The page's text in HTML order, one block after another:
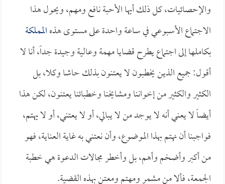
والإحصائيات، كل ذلك أيها الأحبة نافع ومهم، ويحول هذا
الاجتماع الأسبوعي في ساعة واحدة على مستوى هذهالمملكة
بكاملها إلى اجتماع يطرح قضايا مهمة وعالية وجيدة جداً، أنا لا
أقول: جميع الذين يخطبون لا يعتنون بذلك حاشا وكلا، بل
الكثير والكثير من إخواننا ومشايخنا وخطبائنا يعتنون، لكن هذا
أيضاً لا يعني أنه لا يوجد من لا يبالي، أو لا يعتني، أو لا يهتم،
فواجبنا أن نهتم بهذا الموضوع، وأن نعتني به غاية العناية، فهو
من أكبر وأضخم وأهم، بل وأخطر مجالات الدعوة هي خطبة
الجمعة، فألا من مشمرٍ ومهتمٍ ومعتنٍ بهذه القضية.